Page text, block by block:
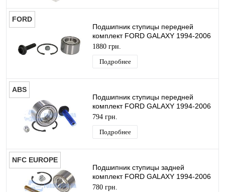
FORD
Подшипник ступицы передней
комплект FORD GALAXY 1994-2006
ORIGINAL
1880 грн.
Подробнее
ABS
Подшипник ступицы передней
комплект FORD GALAXY 1994-2006
ABS
794 грн.
Подробнее
NFC EUROPE
Подшипник ступицы задней
комплект FORD GALAXY 1994-2006
NFC EUROPE
780 грн.